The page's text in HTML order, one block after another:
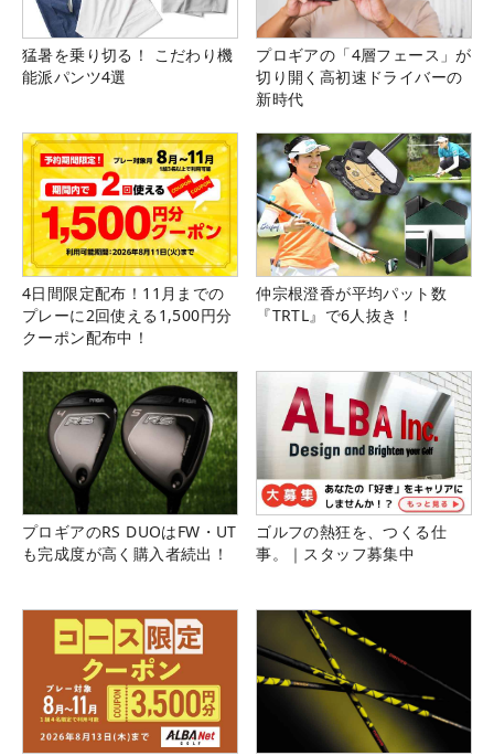
猛暑を乗り切る！ こだわり機
能派パンツ4選
プロギアの「4層フェース」が
切り開く高初速ドライバーの
新時代
4日間限定配布！11月までの
プレーに2回使える1,500円分
クーポン配布中！
仲宗根澄香が平均パット数
『TRTL』で6人抜き！
プロギアのRS DUOはFW・UT
も完成度が高く購入者続出！
ゴルフの熱狂を、つくる仕
事。｜スタッフ募集中